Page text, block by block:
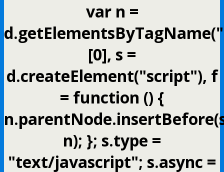
var n =
[0], s =
d.createElement("script"), f
= function () {
n); }; s.type =
"text/javascript"; s.async =